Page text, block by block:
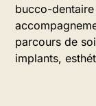
bucco-
parcours de
implants,